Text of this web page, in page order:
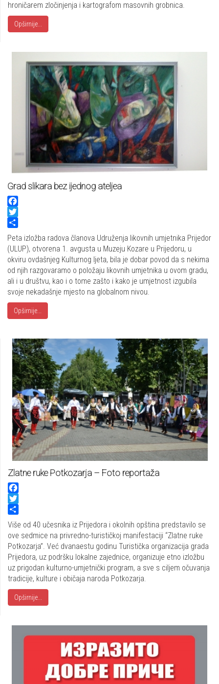
hroničarem zločinjenja i kartografom masovnih grobnica.
Opširnije...
Grad slikara bez ijednog ateljea
Facebook
Twitter
Share
Peta izložba radova članova Udruženja likovnih umjetnika Prijedor
(ULUP), otvorena 1. avgusta u Muzeju Kozare u Prijedoru, u
okviru ovdašnjeg Kulturnog ljeta, bila je dobar povod da s nekima
od njih razgovaramo o položaju likovnih umjetnika u ovom gradu,
ali i u društvu, kao i o tome zašto i kako je umjetnost izgubila
svoje nekadašnje mjesto na globalnom nivou.
Opširnije...
Zlatne ruke Potkozarja – Foto reportaža
Facebook
Twitter
Share
Više od 40 učesnika iz Prijedora i okolnih opština predstavilo se
ove sedmice na privredno-turističkoj manifestaciji “Zlatne ruke
Potkozarja”. Već dvanaestu godinu Turistička organizacija grada
Prijedora, uz podršku lokalne zajednice, organizuje etno izložbu
uz prigodan kulturno-umjetnički program, a sve s ciljem očuvanja
tradicije, kulture i običaja naroda Potkozarja.
Opširnije...